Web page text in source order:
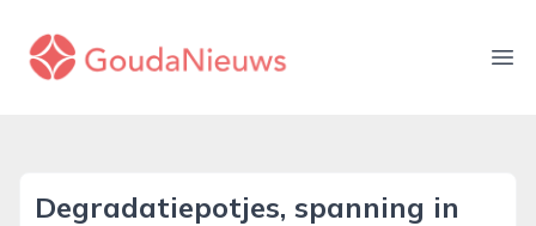
gouda-nieuws.nl
Degradatiepotjes, spanning in